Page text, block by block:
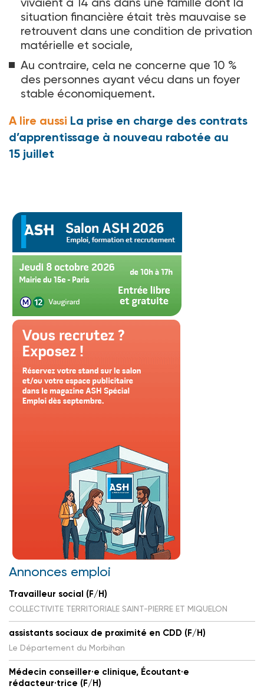
situation financière était très mauvaise se
retrouvent dans une condition de privation
matérielle et sociale,
Au contraire, cela ne concerne que 10 %
des personnes ayant vécu dans un foyer
stable économiquement.
A lire aussi La prise en charge des contrats
d’apprentissage à nouveau rabotée au
15 juillet
Annonces emploi
Travailleur social (F/H)
COLLECTIVITE TERRITORIALE SAINT-PIERRE ET MIQUELON
assistants sociaux de proximité en CDD (F/H)
Le Département du Morbihan
Médecin conseiller·e clinique, Écoutant·e
rédacteur·trice (F/H)